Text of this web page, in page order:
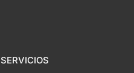
SERVICIOS